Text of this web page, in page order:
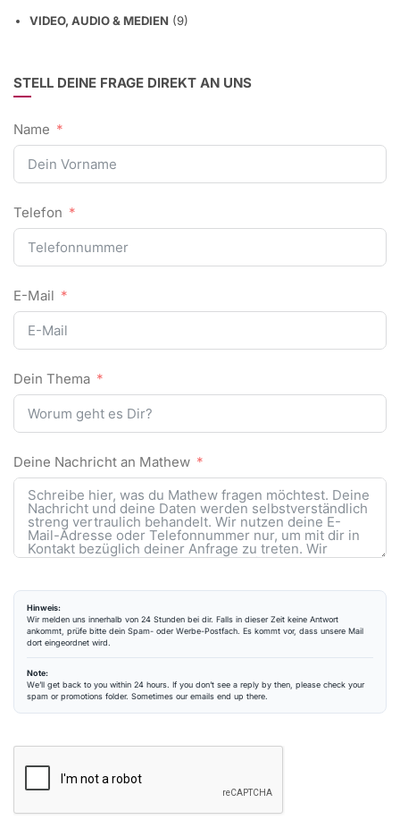
VIDEO, AUDIO & MEDIEN (9)
STELL DEINE FRAGE DIREKT AN UNS
Name
Telefon
E-Mail
Dein Thema
Deine Nachricht an Mathew
Hinweis:
Wir melden uns innerhalb von 24 Stunden bei dir. Falls in dieser Zeit keine Antwort
ankommt, prüfe bitte dein Spam- oder Werbe-Postfach. Es kommt vor, dass unsere Mail
dort eingeordnet wird.
Note:
We’ll get back to you within 24 hours. If you don’t see a reply by then, please check your
spam or promotions folder. Sometimes our emails end up there.